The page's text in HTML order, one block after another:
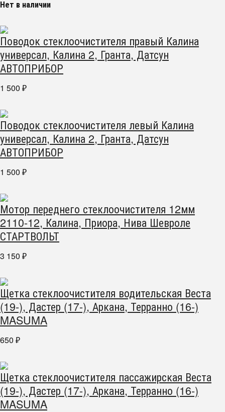
Нет в наличии
Поводок стеклоочистителя правый Калина
универсал, Калина 2, Гранта, Датсун
АВТОПРИБОР
1 500 ₽
Поводок стеклоочистителя левый Калина
универсал, Калина 2, Гранта, Датсун
АВТОПРИБОР
1 500 ₽
Мотор переднего стеклоочистителя 12мм
2110-12, Калина, Приора, Нива Шевроле
СТАРТВОЛЬТ
3 150 ₽
Щетка стеклоочистителя водительская Веста
(19-), Дастер (17-), Аркана, Терранно (16-)
MASUMA
650 ₽
Щетка стеклоочистителя пассажирская Веста
(19-), Дастер (17-), Аркана, Терранно (16-)
MASUMA